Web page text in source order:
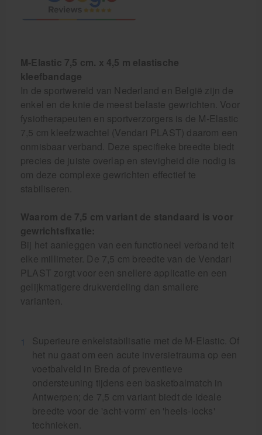
M-Elastic 7,5 cm. x 4,5 m elastische
kleefbandage
In de sportwereld van Nederland en België zijn de
enkel en de knie de meest belaste gewrichten. Voor
fysiotherapeuten en sportverzorgers is de M-Elastic
7,5 cm kleefzwachtel (Vendari PLAST) daarom een
onmisbaar verband. Deze specifieke breedte biedt
precies de juiste overlap en stevigheid die nodig is
om deze complexe gewrichten effectief te
stabiliseren.
Waarom de 7,5 cm variant de standaard is voor
gewrichtsfixatie:
Bij het aanleggen van een functioneel verband telt
elke millimeter. De 7,5 cm breedte van de Vendari
PLAST zorgt voor een snellere applicatie en een
gelijkmatigere drukverdeling dan smallere
varianten.
Superieure enkelstabilisatie met de M-Elastic. Of
het nu gaat om een acute inversietrauma op een
voetbalveld in Breda of preventieve
ondersteuning tijdens een basketbalmatch in
Antwerpen; de 7,5 cm variant biedt de ideale
breedte voor de 'acht-vorm' en 'heels-locks'
technieken.